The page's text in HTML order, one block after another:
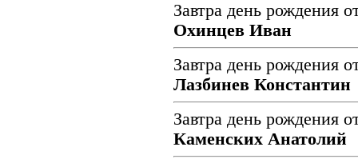
Завтра день рождения
Охинцев Иван
Завтра день рождения
Лазбинев Константин
Завтра день рождения
Каменских Анатолий